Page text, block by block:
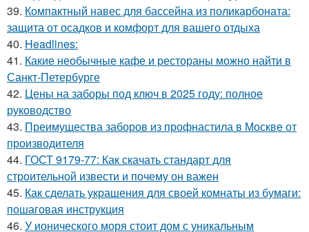
39. Компактный навес для бассейна из поликарбоната:
защита от осадков и комфорт для вашего отдыха
40. Headlines:
41. Какие необычные кафе и рестораны можно найти в
Санкт-Петербурге
42. Цены на заборы под ключ в 2025 году: полное
руководство
43. Преимущества заборов из профнастила в Москве от
производителя
44. ГОСТ 9179-77: Как скачать стандарт для
строительной извести и почему он важен
45. Как сделать украшения для своей комнаты из бумаги:
пошаговая инструкция
46. У ионического моря стоит дом с уникальным